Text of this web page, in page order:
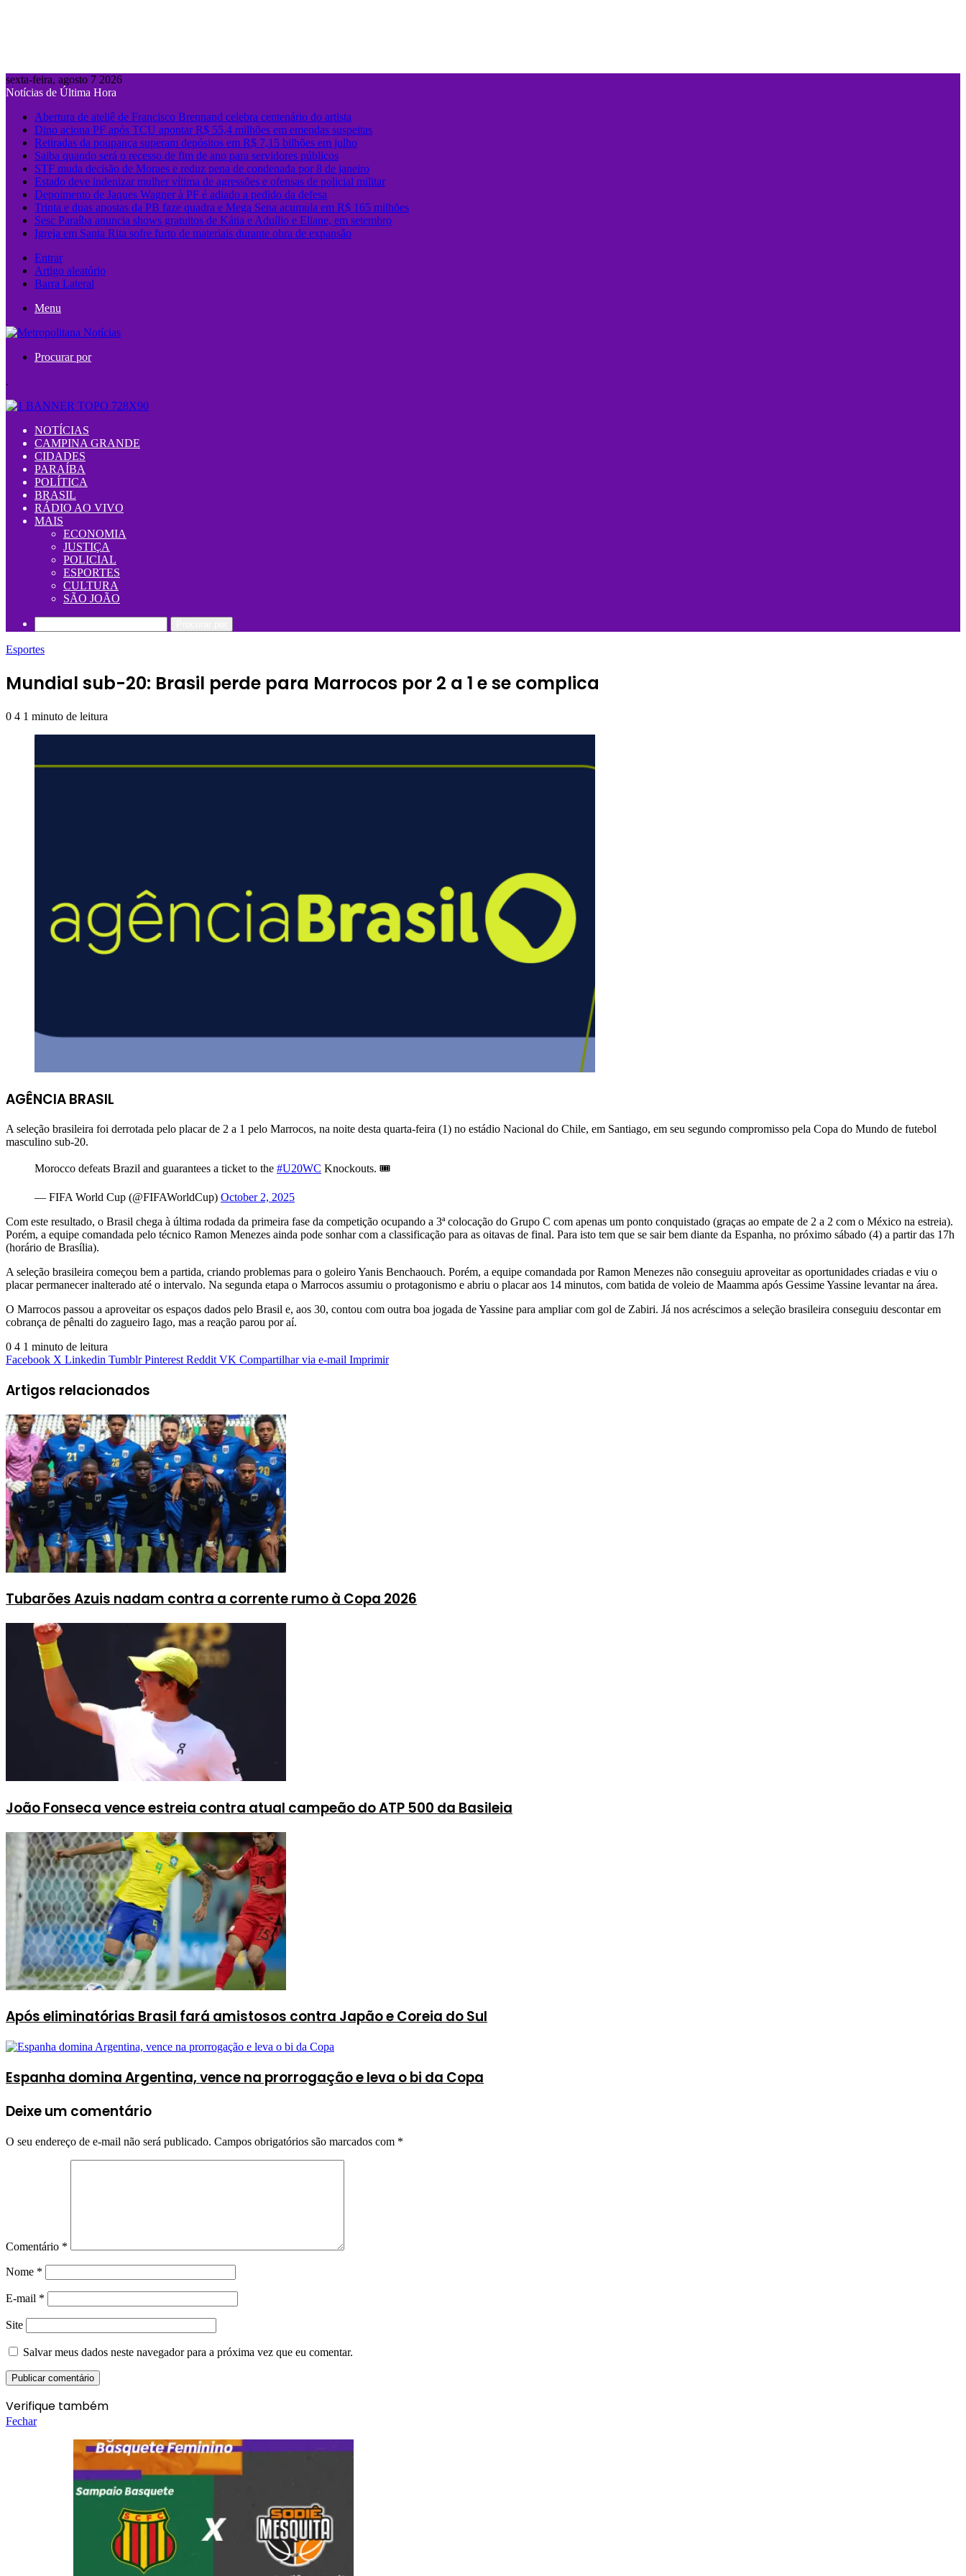
sexta-feira, agosto 7 2026
Notícias de Última Hora
Abertura de ateliê de Francisco Brennand celebra centenário do artista
Dino aciona PF após TCU apontar R$ 55,4 milhões em emendas suspeitas
Retiradas da poupança superam depósitos em R$ 7,15 bilhões em julho
Saiba quando será o recesso de fim de ano para servidores públicos
STF muda decisão de Moraes e reduz pena de condenada por 8 de janeiro
Estado deve indenizar mulher vítima de agressões e ofensas de policial militar
Depoimento de Jaques Wagner à PF é adiado a pedido da defesa
Trinta e duas apostas da PB faze quadra e Mega Sena acumula em R$ 165 milhões
Sesc Paraíba anuncia shows gratuitos de Kátia e Aduílio e Eliane, em setembro
Igreja em Santa Rita sofre furto de materiais durante obra de expansão
Entrar
Artigo aleatório
Barra Lateral
Menu
Procurar por
.
NOTÍCIAS
CAMPINA GRANDE
CIDADES
PARAÍBA
POLÍTICA
BRASIL
RÁDIO AO VIVO
MAIS
ECONOMIA
JUSTIÇA
POLICIAL
ESPORTES
CULTURA
SÃO JOÃO
Esportes
Mundial sub-20: Brasil perde para Marrocos por 2 a 1 e se complica
0 4 1 minuto de leitura
AGÊNCIA BRASIL
A seleção brasileira foi derrotada pelo placar de 2 a 1 pelo Marrocos, na noite desta quarta-feira (1) no estádio Nacional do Chile, em Santiago, em seu segundo compromisso pela Copa do Mundo de futebol
masculino sub-20.
Morocco defeats Brazil and guarantees a ticket to the #U20WC Knockouts. 🎟
— FIFA World Cup (@FIFAWorldCup) October 2, 2025
Com este resultado, o Brasil chega à última rodada da primeira fase da competição ocupando a 3ª colocação do Grupo C com apenas um ponto conquistado (graças ao empate de 2 a 2 com o México na estreia).
Porém, a equipe comandada pelo técnico Ramon Menezes ainda pode sonhar com a classificação para as oitavas de final. Para isto tem que se sair bem diante da Espanha, no próximo sábado (4) a partir das 17h
(horário de Brasília).
A seleção brasileira começou bem a partida, criando problemas para o goleiro Yanis Benchaouch. Porém, a equipe comandada por Ramon Menezes não conseguiu aproveitar as oportunidades criadas e viu o
placar permanecer inalterado até o intervalo. Na segunda etapa o Marrocos assumiu o protagonismo e abriu o placar aos 14 minutos, com batida de voleio de Maamma após Gessime Yassine levantar na área.
O Marrocos passou a aproveitar os espaços dados pelo Brasil e, aos 30, contou com outra boa jogada de Yassine para ampliar com gol de Zabiri. Já nos acréscimos a seleção brasileira conseguiu descontar em
cobrança de pênalti do zagueiro Iago, mas a reação parou por aí.
0 4 1 minuto de leitura
Facebook X Linkedin Tumblr Pinterest Reddit VK Compartilhar via e-mail Imprimir
Artigos relacionados
Tubarões Azuis nadam contra a corrente rumo à Copa 2026
João Fonseca vence estreia contra atual campeão do ATP 500 da Basileia
Após eliminatórias Brasil fará amistosos contra Japão e Coreia do Sul
Espanha domina Argentina, vence na prorrogação e leva o bi da Copa
Deixe um comentário
O seu endereço de e-mail não será publicado. Campos obrigatórios são marcados com *
Comentário *
Nome *
E-mail *
Site
Salvar meus dados neste navegador para a próxima vez que eu comentar.
Verifique também
Fechar